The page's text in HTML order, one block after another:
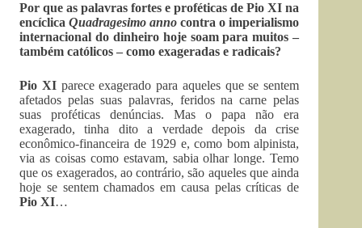
Por que as palavras fortes e proféticas de Pio XI na
encíclicaQuadragesimo anno contra o imperialismo
internacional do dinheiro hoje soam para muitos –
também católicos – como exageradas e radicais?
Pio XIparece exagerado para aqueles que se sentem
afetados pelas suas palavras, feridos na carne pelas
suas proféticas denúncias. Mas o papa não era
exagerado, tinha dito a verdade depois da crise
econômico-financeira de 1929 e, como bom alpinista,
via as coisas como estavam, sabia olhar longe. Temo
que os exagerados, ao contrário, são aqueles que ainda
hoje se sentem chamados em causa pelas críticas de
Pio XI…